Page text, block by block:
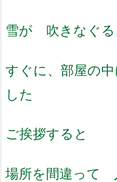
雪が 吹きなぐ
すぐに、部屋の
した
ご挨拶すると
場所を間違って